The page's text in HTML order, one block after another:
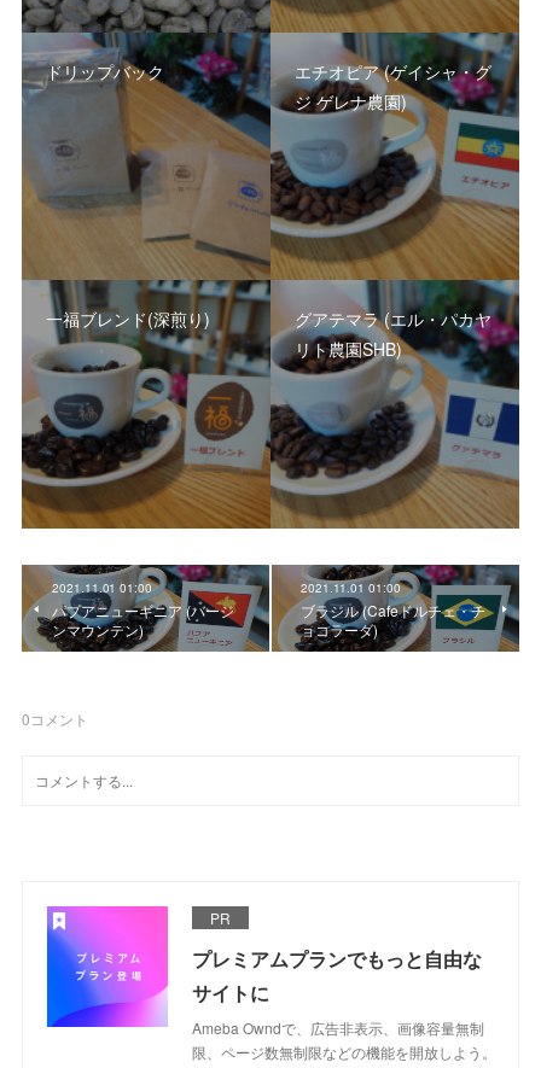
ドリップバック
エチオピア (ゲイシャ・グ
ジ ゲレナ農園)
一福ブレンド(深煎り)
グアテマラ (エル・パカヤ
リト農園SHB)
2021.11.01 01:00
パプアニューギニア (バージ
ンマウンテン)
2021.11.01 01:00
ブラジル (Cafeドルチェ・チ
ョコラーダ)
0コメント
PR
プレミアムプランでもっと自由な
サイトに
Ameba Owndで、広告非表示、画像容量無制
限、ページ数無制限などの機能を開放しよう。